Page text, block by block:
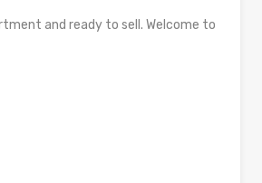
and ready to sell. Welcome to